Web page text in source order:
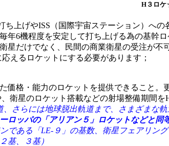
H３ロケ
ち上げやISS（国際宇宙ステーション）へ
年6機程度を安定して打ち上げる為の基幹
星だけでなく、民間の商業衛星の受注が
えるロケットにする必要があります；
価格・能力のロケットを提供できること
衛星のロケット搭載などの射場整備期間
さらには地球脱出軌道まで、さまざまな
ロッパの「アリアン５」ロケットなどと
である「LE-９」の基数、衛星フェアリン
基、３基）